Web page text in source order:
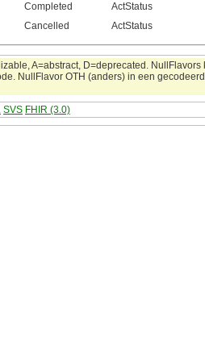
Completed
ActStatus
Cancelled ActStatus
A=abstract, D=deprecated. NullFlavors
NullFlavor OTH (anders) in een
SVS FHIR (3.0)